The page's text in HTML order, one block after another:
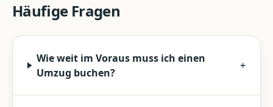
Häufige Fragen
Wie weit im Voraus muss ich einen
Umzug buchen?
+